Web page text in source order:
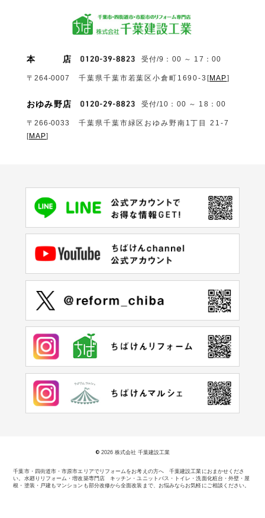
本 店 受付/9：00 ～ 17：00
〒264-0007 千葉県千葉市若葉区小倉町1690‐3 [MAP]
おゆみ野店 受付/10：00 ～ 18：00
〒266-0033
千葉県千葉市緑区おゆみ野南1丁目 21-7
[MAP]
千葉市・四街道市・市原市エリアでリフォームをお考えの方へ 千葉建設工業におまかせくださ
い。 水廻りリフォーム・増改築専門店 キッチン・ユニットバス・トイレ・洗面化粧台・外壁・屋
根・塗装・戸建もマンションも部分改修から全面改装まで、お悩みならお気軽にご相談ください。
© 2026 株式会社 千葉建設工業